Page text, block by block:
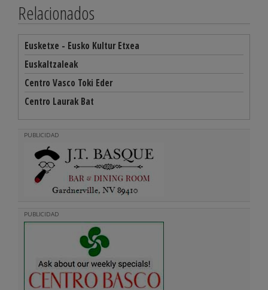
Relacionados
Eusketxe - Eusko Kultur Etxea
Euskaltzaleak
Centro Vasco Toki Eder
Centro Laurak Bat
PUBLICIDAD
PUBLICIDAD